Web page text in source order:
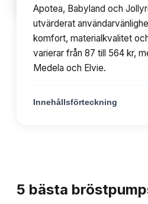
Apotea, Babyland och
utvärderat
komfort, materialkvalitet
varierar från 87 till 564 kr,
Medela och Elvie.
Innehållsförteckning
5 bästa